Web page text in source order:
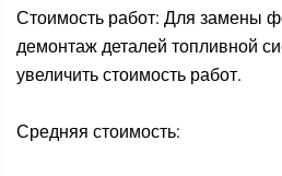
Стоимость работ: Для замены
демонтаж деталей топливной
увеличить стоимость работ.
Средняя стоимость: